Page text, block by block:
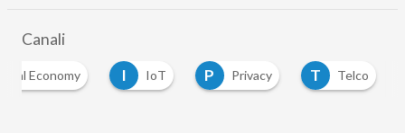
Canali
Economy I IoT P Privacy T Telco